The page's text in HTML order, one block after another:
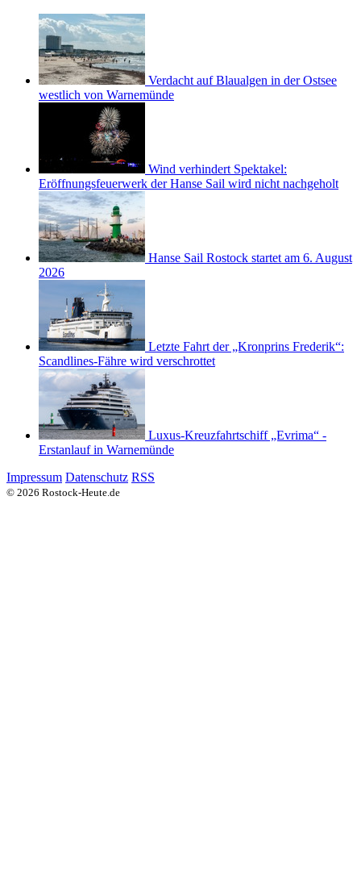
Verdacht auf Blaualgen in der Ostsee
westlich von Warnemünde
Wind verhindert Spektakel:
Eröffnungsfeuerwerk der Hanse Sail wird nicht nachgeholt
Hanse Sail Rostock startet am 6. August
2026
Letzte Fahrt der „Kronprins Frederik“:
Scandlines-Fähre wird verschrottet
Luxus-Kreuzfahrtschiff „Evrima“ -
Erstanlauf in Warnemünde
Impressum Datenschutz RSS
© 2026 Rostock-Heute.de